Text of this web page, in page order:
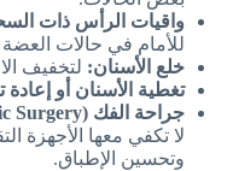
واقيات الرأس ذات
للأمام في حالات العضة
خلع الأسنان: لتخفيف
تغطية الأسنان أو إعادة
جراحة الفك (Orthognathic Surgery):
لا تكفي معها الأجهزة
وتحسين الإطباق.